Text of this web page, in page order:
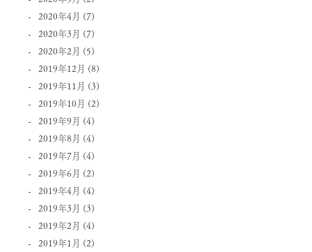
2020年4月 (7)
2020年3月 (7)
2020年2月 (5)
2019年12月 (8)
2019年11月 (3)
2019年10月 (2)
2019年9月 (4)
2019年8月 (4)
2019年7月 (4)
2019年6月 (2)
2019年4月 (4)
2019年3月 (3)
2019年2月 (4)
2019年1月 (2)